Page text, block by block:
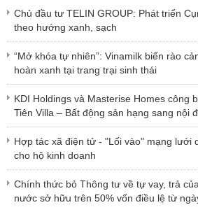
Chủ đầu tư TELIN GROUP: Phát triển
theo hướng xanh, sạch
“Mở khóa tự nhiên”: Vinamilk biến rào
hoàn xanh tại trang trại sinh thái
KDI Holdings và Masterise Homes công
Tiên Villa – Bất động sản hạng sang nội
Hợp tác xã điện tử - "Lối vào" mạng lưới
cho hộ kinh doanh
Chính thức bỏ Thông tư về tự vay, trả
nước sở hữu trên 50% vốn điều lệ từ